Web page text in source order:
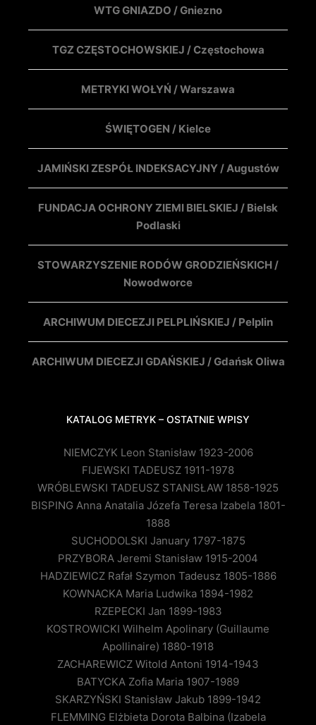
WTG GNIAZDO / Gniezno
TGZ CZĘSTOCHOWSKIEJ / Częstochowa
METRYKI WOŁYŃ / Warszawa
ŚWIĘTOGEN / Kielce
JAMIŃSKI ZESPÓŁ INDEKSACYJNY / Augustów
FUNDACJA OCHRONY ZIEMI BIELSKIEJ / Bielsk
Podlaski
STOWARZYSZENIE RODÓW GRODZIEŃSKICH /
Nowodworce
ARCHIWUM DIECEZJI PELPLIŃSKIEJ / Pelplin
ARCHIWUM DIECEZJI GDAŃSKIEJ / Gdańsk Oliwa
KATALOG METRYK – OSTATNIE WPISY
NIEMCZYK Leon Stanisław 1923-2006
FIJEWSKI TADEUSZ 1911-1978
WRÓBLEWSKI TADEUSZ STANISŁAW 1858-1925
BISPING Anna Anatalia Józefa Teresa Izabela 1801-
1888
SUCHODOLSKI January 1797-1875
PRZYBORA Jeremi Stanisław 1915-2004
HADZIEWICZ Rafał Szymon Tadeusz 1805-1886
KOWNACKA Maria Ludwika 1894-1982
RZEPECKI Jan 1899-1983
KOSTROWICKI Wilhelm Apolinary (Guillaume
Apollinaire) 1880-1918
ZACHAREWICZ Witold Antoni 1914-1943
BATYCKA Zofia Maria 1907-1989
SKARZYŃSKI Stanisław Jakub 1899-1942
FLEMMING Elżbieta Dorota Balbina (Izabela